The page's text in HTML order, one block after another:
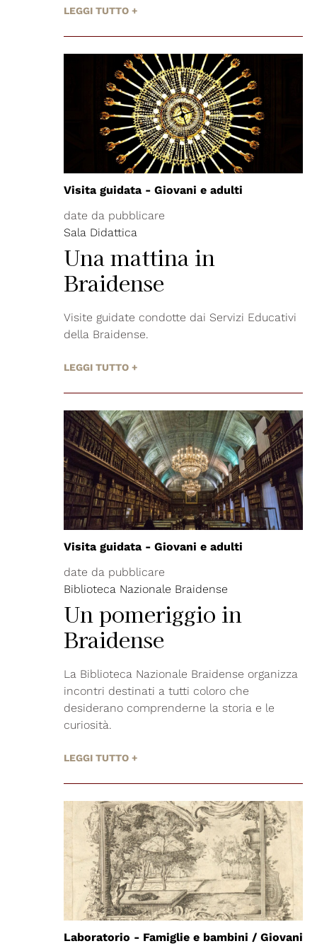
LEGGI TUTTO +
Visita guidata - Giovani e adulti
date da pubblicare
Sala Didattica
Una mattina in
Braidense
Visite guidate condotte dai Servizi Educativi
della Braidense.
LEGGI TUTTO +
Visita guidata - Giovani e adulti
date da pubblicare
Biblioteca Nazionale Braidense
Un pomeriggio in
Braidense
La Biblioteca Nazionale Braidense organizza
incontri destinati a tutti coloro che
desiderano comprenderne la storia e le
curiosità.
LEGGI TUTTO +
Laboratorio - Famiglie e bambini / Giovani